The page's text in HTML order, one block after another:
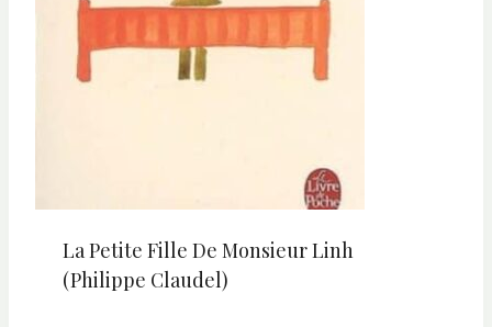
La Petite Fille De Monsieur Linh
(Philippe Claudel)